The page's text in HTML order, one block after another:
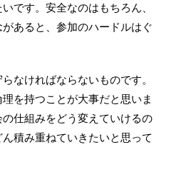
です。安全なのはもちろん、
あると、参加のハードルはぐ
なければならないものです。
を持つことが大事だと思いま
仕組みをどう変えていけるの
積み重ねていきたいと思って